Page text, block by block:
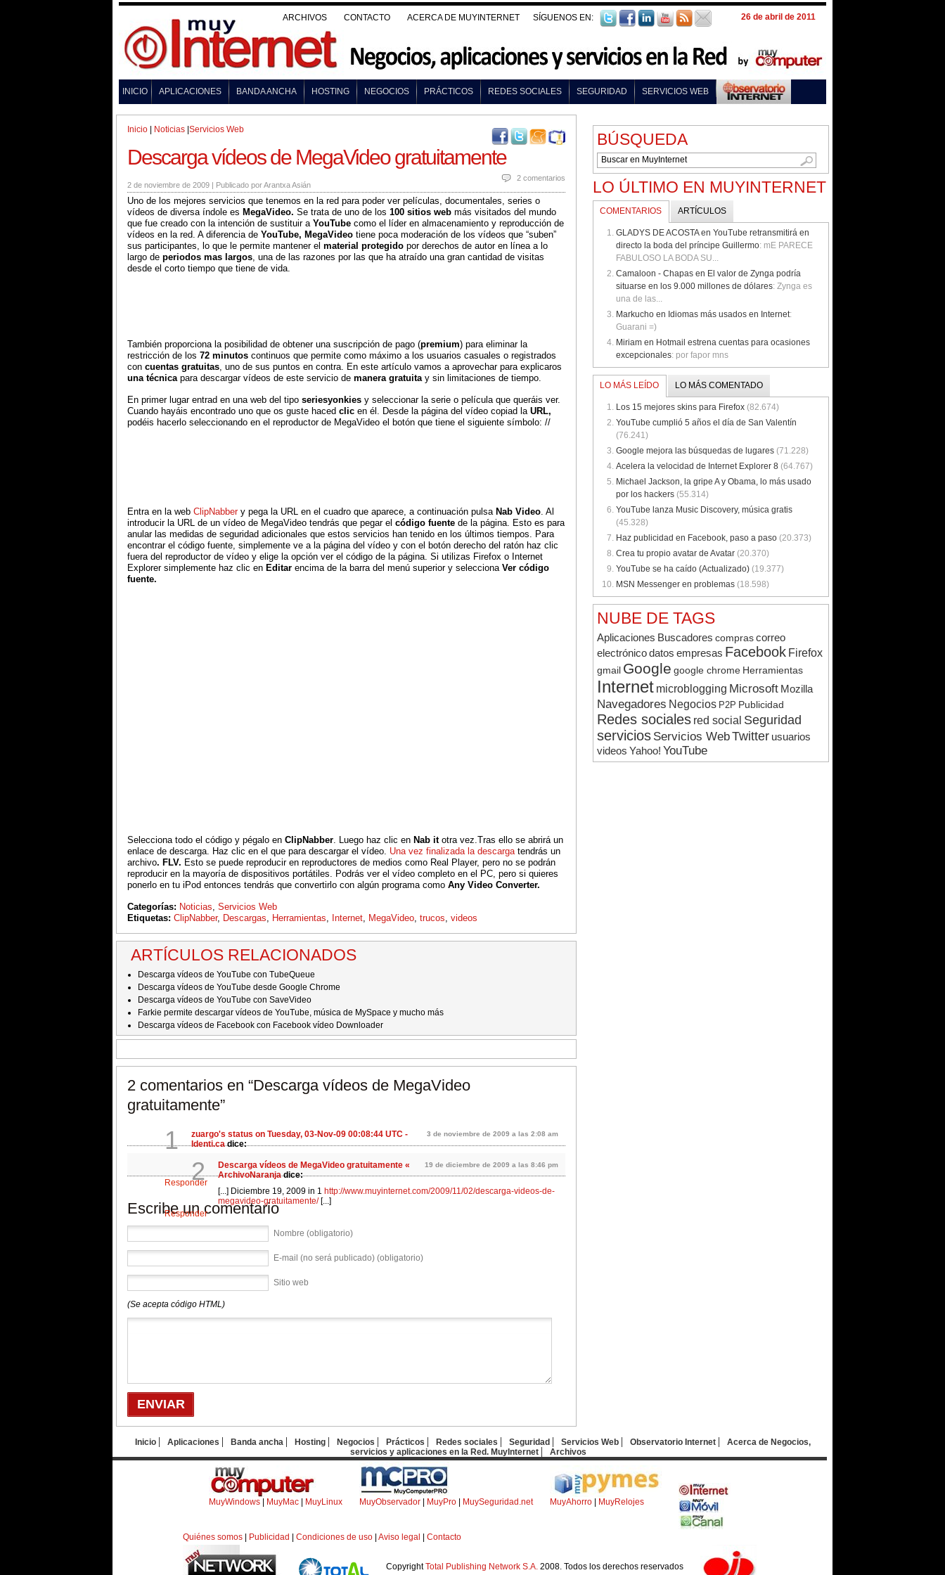
ARCHIVOS CONTACTO ACERCA DE MUYINTERNET SÍGUENOS EN: 26 de abril de 2011
INICIO APLICACIONES BANDA ANCHA HOSTING NEGOCIOS PRÁCTICOS REDES SOCIALES SEGURIDAD SERVICIOS WEB
Inicio Noticias Servicios Web
Descarga vídeos de MegaVideo gratuitamente
2 de noviembre de 2009 | Publicado porArantxa Asián
2 comentarios
Uno de los mejores servicios que tenemos en la red para poder ver películas, documentales, series o
vídeos de diversa índole es MegaVideo. Se trata de uno de los 100 sitios web más visitados del mundo
que fue creado con la intención de sustituir a YouTube como el líder en almacenamiento y reproducción de
vídeos en la red. A diferencia de YouTube, MegaVideo tiene poca moderación de los vídeos que “suben”
sus participantes, lo que le permite mantener el material protegido por derechos de autor en línea a lo
largo de periodos mas largos, una de las razones por las que ha atraído una gran cantidad de visitas
desde el corto tiempo que tiene de vida.
También proporciona la posibilidad de obtener una suscripción de pago (premium) para eliminar la
restricción de los 72 minutos continuos que permite como máximo a los usuarios casuales o registrados
con cuentas gratuitas, uno de sus puntos en contra. En este artículo vamos a aprovechar para explicaros
una técnicapara descargar vídeos de este servicio de manera gratuitay sin limitaciones de tiempo.
En primer lugar entrad en una web del tipo seriesyonkies y seleccionar la serie o película que queráis ver.
Cuando hayáis encontrado uno que os guste haced clic en él. Desde la página del vídeo copiad la URL,
podéis hacerlo seleccionando en el reproductor de MegaVideo el botón que tiene el siguiente símbolo: //
Entra en la web ClipNabbery pega la URL en el cuadro que aparece, a continuación pulsa Nab Video. Al
introducir la URL de un vídeo de MegaVideo tendrás que pegar el código fuente de la página. Esto es para
anular las medidas de seguridad adicionales que estos servicios han tenido en los últimos tiempos. Para
encontrar el código fuente, simplemente ve a la página del vídeo y con el botón derecho del ratón haz clic
fuera del reproductor de vídeo y elige la opción ver el código de la página. Si utilizas Firefox o Internet
Explorer simplemente haz clic en Editar encima de la barra del menú superior y selecciona Ver código
fuente.
Selecciona todo el código y pégalo en ClipNabber. Luego haz clic en Nab itotra vez.Tras ello se abrirá un
enlace de descarga. Haz clic en el que para descargar el vídeo. Una vez finalizada la descargatendrás un
archivo. FLV. Esto se puede reproducir en reproductores de medios como Real Player, pero no se podrán
reproducir en la mayoría de dispositivos portátiles. Podrás ver el vídeo completo en el PC, pero si quieres
ponerlo en tu iPod entonces tendrás que convertirlo con algún programa como Any Video Converter.
Categorías: Noticias, Servicios Web
Etiquetas: ClipNabber, Descargas, Herramientas, Internet, MegaVideo, trucos, videos
ARTÍCULOS RELACIONADOS
Descarga vídeos de YouTube con TubeQueue
Descarga vídeos de YouTube desde Google Chrome
Descarga vídeos de YouTube con SaveVideo
Farkie permite descargar vídeos de YouTube, música de MySpace y mucho más
Descarga vídeos de Facebook con Facebook vídeo Downloader
2 comentarios en “Descarga vídeos de MegaVideo
gratuitamente”
1
zuargo's status on Tuesday, 03-Nov-09 00:08:44 UTC -
Identi.ca dice:
3 de noviembre de 2009 a las 2:08 am
[...] http://www.muyinternet.com/2009/11/02/descarga-videos-de-megavideo-gratuitamente/ a few
seconds ago from api [...]
Responder
2
Descarga vídeos de MegaVideo gratuitamente «
ArchivoNaranja dice:
19 de diciembre de 2009 a las 8:46 pm
[...] Diciembre 19, 2009 in 1 http://www.muyinternet.com/2009/11/02/descarga-videos-de-
megavideo-gratuitamente/[...]
Responder
Escribe un comentario
Nombre (obligatorio)
E-mail (no será publicado) (obligatorio)
Sitio web
(Se acepta código HTML)
BÚSQUEDA
LO ÚLTIMO EN MUYINTERNET
COMENTARIOS ARTÍCULOS
GLADYS DE ACOSTA en YouTube retransmitirá en
directo la boda del príncipe Guillermo: mE PARECE
FABULOSO LA BODA SU...
Camaloon - Chapas en El valor de Zynga podría
situarse en los 9.000 millones de dólares: Zynga es
una de las...
Markucho en Idiomas más usados en Internet:
Guarani =)
Miriam en Hotmail estrena cuentas para ocasiones
excepcionales: por fapor mns
LO MÁS LEÍDO LO MÁS COMENTADO
Los 15 mejores skins para Firefox (82.674)
YouTube cumplió 5 años el día de San Valentín
(76.241)
Google mejora las búsquedas de lugares (71.228)
Acelera la velocidad de Internet Explorer 8 (64.767)
Michael Jackson, la gripe A y Obama, lo más usado
por los hackers (55.314)
YouTube lanza Music Discovery, música gratis
(45.328)
Haz publicidad en Facebook, paso a paso (20.373)
Crea tu propio avatar de Avatar (20.370)
YouTube se ha caído (Actualizado) (19.377)
MSN Messenger en problemas (18.598)
NUBE DE TAGS
Aplicaciones Buscadores comprascorreo
electrónicodatos empresas Facebook Firefox
gmail Google google chrome Herramientas
Internet microblogging Microsoft Mozilla
Navegadores Negocios P2P Publicidad
Redes sociales red social Seguridad
servicios Servicios WebTwitter usuarios
videos Yahoo! YouTube
Inicio Aplicaciones Banda ancha Hosting Negocios Prácticos Redes sociales Seguridad Servicios Web Observatorio Internet
Acerca de Negocios,
servicios y aplicaciones en la Red. MuyInternet
Archivos
MuyWindows | MuyMac | MuyLinux MuyObservador | MuyPro | MuySeguridad.net MuyAhorro | MuyRelojes
Quiénes somos | Publicidad | Condiciones de uso | Aviso legal | Contacto
CopyrightTotal Publishing Network S.A. 2008. Todos los derechos reservados